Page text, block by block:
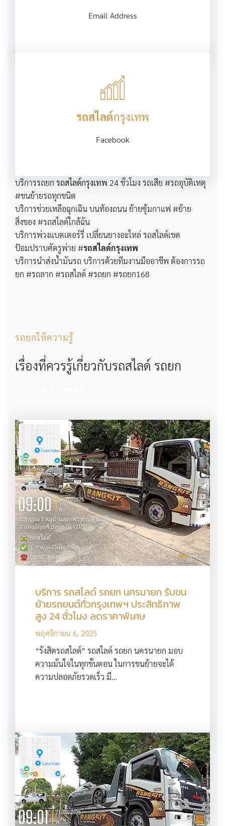
Email Address
รถสไลด์กรุงเทพ
Facebook
บริการรถยก รถสไลด์กรุงเทพ 24 ชั่วโมง รถเสีย #รถอุบัติเหตุ
#ขนย้ายรถทุกชนิด
บริการช่วยเหลือฉุกเฉิน บนท้องถนน ย้ายซุ้มกาแฟ #ย้าย
สิ่งของ #รถสไลด์ใกล้ฉัน
บริการพ่วงแบตเตอร์รี่ เปลี่ยนยางอะไหล่ รถสไลด์เขต
ป้อมปราบศัตรูพ่าย #รถสไลด์กรุงเทพ
บริการนำส่งน้ำมันรถ บริการด้วยทีมงานมืออาชีพ ต้องการรถ
ยก #รถลาก #รถสไลด์ #รถยก #รถยก168
รถยกให้ความรู้
เรื่องที่ควรรู้เกี่ยวกับรถสไลด์ รถยก
บริการ รถสไลด์ รถยก นครนายก รับขน
ย้ายรถยนต์ทั่วกรุงเทพฯ ประสิทธิภาพ
สูง 24 ชั่วโมง ลดราคาพิเศษ
พฤศจิกายน 6, 2025
“รังสิตรถสไลด์” รถสไลด์ รถยก นครนายก มอบ
ความมั่นใจในทุกขั้นตอน ในการขนย้ายจะได้
ความปลอดภัยรวดเร็ว มี…